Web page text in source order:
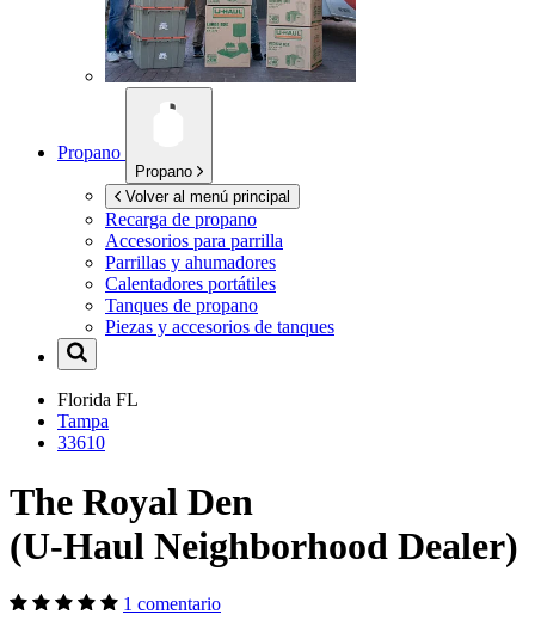
Propano
Propano
Volver al menú principal
Recarga de propano
Accesorios para parrilla
Parrillas y ahumadores
Calentadores portátiles
Tanques de propano
Piezas y accesorios de tanques
Florida FL
Tampa
33610
The Royal Den
(U-Haul Neighborhood Dealer)
1 comentario